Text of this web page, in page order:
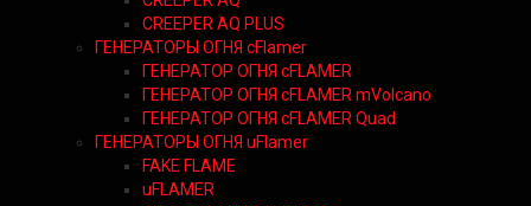
CREEPER AQ PLUS
ГЕНЕРАТОРЫ ОГНЯ cFlamer
ГЕНЕРАТОР ОГНЯ сFLAMER
ГЕНЕРАТОР ОГНЯ сFLAMER mVolcano
ГЕНЕРАТОР ОГНЯ сFLAMER Quad
ГЕНЕРАТОРЫ ОГНЯ uFlamer
FAKE FLAME
uFLAMER